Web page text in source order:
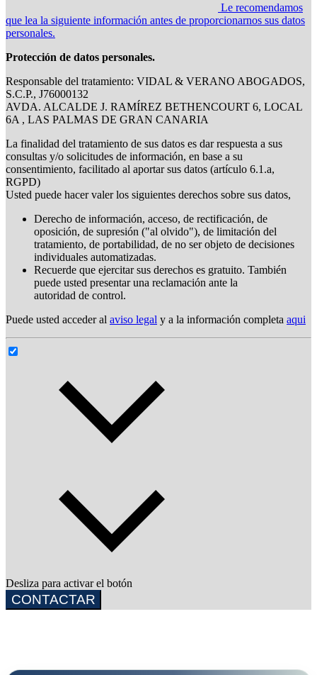
Le recomendamos
que lea la siguiente información antes de proporcionarnos sus datos
personales.
Protección de datos personales.
Responsable del tratamiento: VIDAL & VERANO ABOGADOS,
S.C.P., J76000132
AVDA. ALCALDE J. RAMÍREZ BETHENCOURT 6, LOCAL
6A , LAS PALMAS DE GRAN CANARIA
La finalidad del tratamiento de sus datos es dar respuesta a sus
consultas y/o solicitudes de información, en base a su
consentimiento, facilitado al aportar sus datos (artículo 6.1.a,
RGPD)
Usted puede hacer valer los siguientes derechos sobre sus datos,
Derecho de información, acceso, de rectificación, de
oposición, de supresión ("al olvido"), de limitación del
tratamiento, de portabilidad, de no ser objeto de decisiones
individuales automatizadas.
Recuerde que ejercitar sus derechos es gratuito. También
puede usted presentar una reclamación ante la
autoridad de control.
Puede usted acceder al aviso legal y a la información completa aqui
Desliza para activar el botón
CONTACTAR